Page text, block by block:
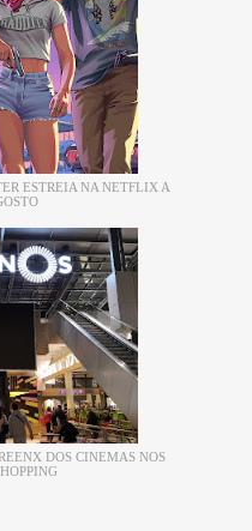
ESTREIA NA NETFLIX A
DOS CINEMAS NOS